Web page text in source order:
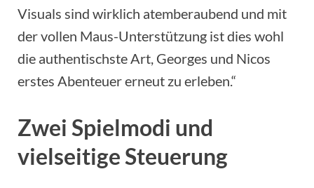
Visuals sind wirklich atemberaubend und mit
der vollen Maus-Unterstützung ist dies wohl
die authentischste Art, Georges und Nicos
erstes Abenteuer erneut zu erleben.“
Zwei Spielmodi und
vielseitige Steuerung